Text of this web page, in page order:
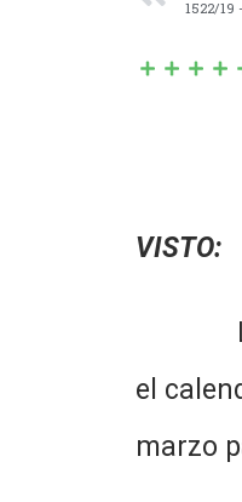
VISTO:
La
el
marzo